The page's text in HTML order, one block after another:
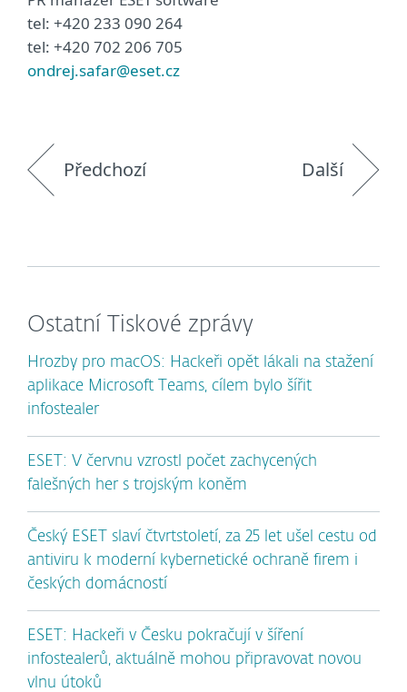
tel: +420 233 090 264
tel: +420 702 206 705
ondrej.safar@eset.cz
Předchozí Další
Ostatní Tiskové zprávy
Hrozby pro macOS: Hackeři opět lákali na stažení
aplikace Microsoft Teams, cílem bylo šířit
infostealer
ESET: V červnu vzrostl počet zachycených
falešných her s trojským koněm
Český ESET slaví čtvrtstoletí, za 25 let ušel cestu od
antiviru k moderní kybernetické ochraně firem i
českých domácností
ESET: Hackeři v Česku pokračují v šíření
infostealerů, aktuálně mohou připravovat novou
vlnu útoků